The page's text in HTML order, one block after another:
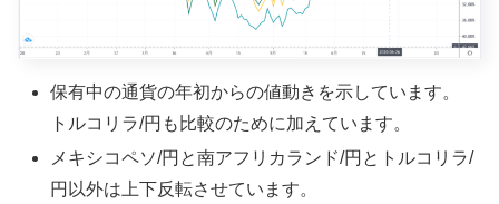
保有中の通貨の年初からの値動きを示しています。
トルコリラ/円も比較のために加えています。
メキシコペソ/円と南アフリカランド/円とトルコリラ/
円以外は上下反転させています。